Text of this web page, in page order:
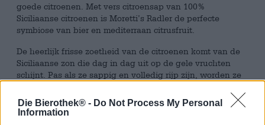
Die Bierothek® - Do Not Process My Personal
Information
goede citroenen. Met vers citroensap van 100%
Siciliaanse citroenen is Moretti’s Radler de perfecte
symbiose van bier en mediterraan citrusfruit.
De heerlijk frisse zoetheid van de citroenen komt van de
Siciliaanse zon die dag in dag uit op de gele vruchten
schijnt. Pas als ze sappig en volledig rijp zijn, worden ze
zuurfruitige smaakbeleving. Bij Moretti maken ze dan
kennis met het heerlijk bittere bier en zorgen samen voor